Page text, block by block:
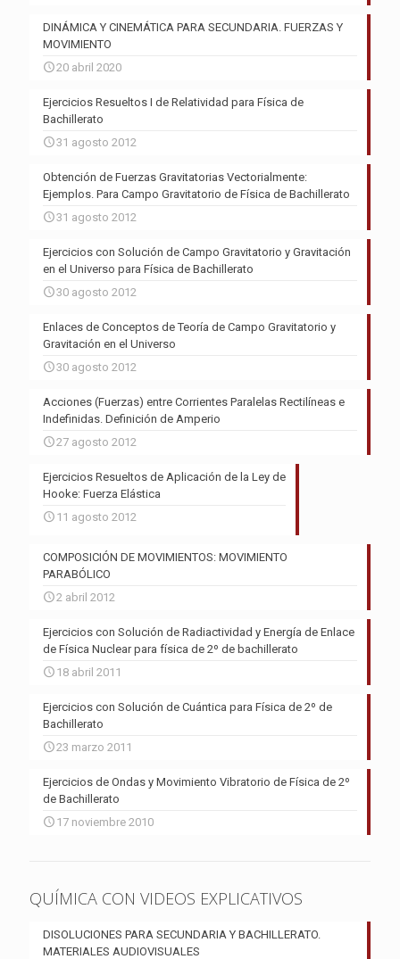
DINÁMICA Y CINEMÁTICA PARA SECUNDARIA. FUERZAS Y
MOVIMIENTO
20 abril 2020
Ejercicios Resueltos I de Relatividad para Física de
Bachillerato
31 agosto 2012
Obtención de Fuerzas Gravitatorias Vectorialmente:
Ejemplos. Para Campo Gravitatorio de Física de Bachillerato
31 agosto 2012
Ejercicios con Solución de Campo Gravitatorio y Gravitación
en el Universo para Física de Bachillerato
30 agosto 2012
Enlaces de Conceptos de Teoría de Campo Gravitatorio y
Gravitación en el Universo
30 agosto 2012
Acciones (Fuerzas) entre Corrientes Paralelas Rectilíneas e
Indefinidas. Definición de Amperio
27 agosto 2012
Ejercicios Resueltos de Aplicación de la Ley de
Hooke: Fuerza Elástica
11 agosto 2012
COMPOSICIÓN DE MOVIMIENTOS: MOVIMIENTO
PARABÓLICO
2 abril 2012
Ejercicios con Solución de Radiactividad y Energía de Enlace
de Física Nuclear para física de 2º de bachillerato
18 abril 2011
Ejercicios con Solución de Cuántica para Física de 2º de
Bachillerato
23 marzo 2011
Ejercicios de Ondas y Movimiento Vibratorio de Física de 2º
de Bachillerato
17 noviembre 2010
QUÍMICA CON VIDEOS EXPLICATIVOS
DISOLUCIONES PARA SECUNDARIA Y BACHILLERATO.
MATERIALES AUDIOVISUALES